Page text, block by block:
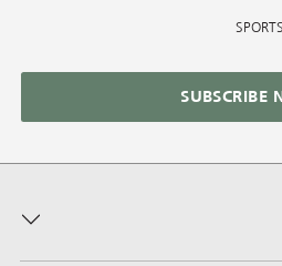
SPORTS
SUBSCRIBE